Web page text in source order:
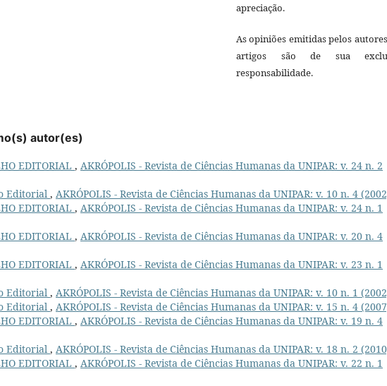
apreciação.
As opiniões emitidas pelos
artigos são de sua
responsabilidade.
autor(es)
EDITORIAL , AKRÓPOLIS - Revista de Ciências Humanas da UNIPAR: v. 24 n. 2
Editorial , AKRÓPOLIS - Revista de Ciências Humanas da UNIPAR: v. 10 n. 4
EDITORIAL , AKRÓPOLIS - Revista de Ciências Humanas da UNIPAR: v. 24 n. 1
EDITORIAL , AKRÓPOLIS - Revista de Ciências Humanas da UNIPAR: v. 20 n. 4
EDITORIAL , AKRÓPOLIS - Revista de Ciências Humanas da UNIPAR: v. 23 n. 1
Editorial , AKRÓPOLIS - Revista de Ciências Humanas da UNIPAR: v. 10 n. 1
Editorial , AKRÓPOLIS - Revista de Ciências Humanas da UNIPAR: v. 15 n. 4
EDITORIAL , AKRÓPOLIS - Revista de Ciências Humanas da UNIPAR: v. 19 n. 4
Editorial , AKRÓPOLIS - Revista de Ciências Humanas da UNIPAR: v. 18 n. 2
EDITORIAL , AKRÓPOLIS - Revista de Ciências Humanas da UNIPAR: v. 22 n. 1